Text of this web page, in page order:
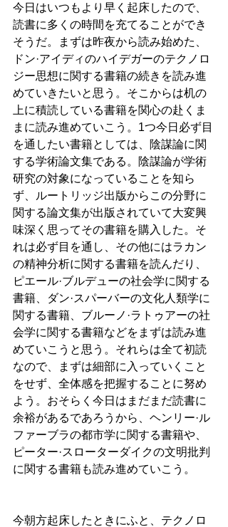
今日はいつもより早く起床したので、
読書に多くの時間を充てることができ
そうだ。まずは昨夜から読み始めた、
ドン·アイディのハイデガーのテクノロ
ジー思想に関する書籍の続きを読み進
めていきたいと思う。そこからは机の
上に積読している書籍を関心の赴くま
まに読み進めていこう。1つ今日必ず目
を通したい書籍としては、陰謀論に関
する学術論文集である。陰謀論が学術
研究の対象になっていることを知ら
ず、ルートリッジ出版からこの分野に
関する論文集が出版されていて大変興
味深く思ってその書籍を購入した。そ
れは必ず目を通し、その他にはラカン
の精神分析に関する書籍を読んだり、
ピエール·ブルデューの社会学に関する
書籍、ダン·スパーバーの文化人類学に
関する書籍、ブルーノ·ラトゥアーの社
会学に関する書籍などをまずは読み進
めていこうと思う。それらは全て初読
なので、まずは細部に入っていくこと
をせず、全体感を把握することに努め
よう。おそらく今日はまだまだ読書に
余裕があるであろうから、ヘンリー·ル
ファーブラの都市学に関する書籍や、
ピーター·スローターダイクの文明批判
に関する書籍も読み進めていこう。
今朝方起床したときにふと、テクノロ